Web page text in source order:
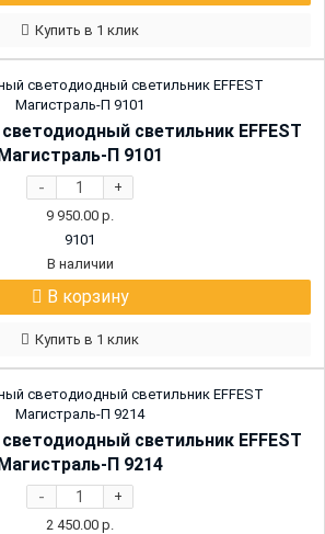
Купить в 1 клик
светильник EFFEST
П 9101
- +
9 950.00 р.
9101
В наличии
В корзину
Купить в 1 клик
светильник EFFEST
П 9214
- +
2 450.00 р.